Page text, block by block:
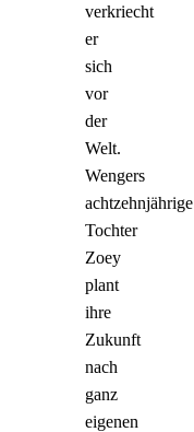
verkriecht
er
sich
vor
der
Welt.
Wengers
achtzehnjährige
Tochter
Zoey
plant
ihre
Zukunft
nach
ganz
eigenen